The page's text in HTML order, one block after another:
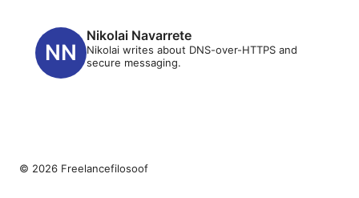
Nikolai Navarrete
Nikolai writes about DNS-over-HTTPS and
secure messaging.
© 2026 Freelancefilosoof